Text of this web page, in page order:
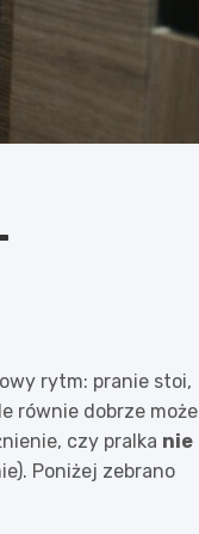
rytm: pranie stoi,
równie dobrze może
czy pralka nie
Poniżej zebrano